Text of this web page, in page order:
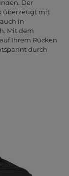
Der
überzeugt mit
in
Mit dem
Ihrem Rücken
durch